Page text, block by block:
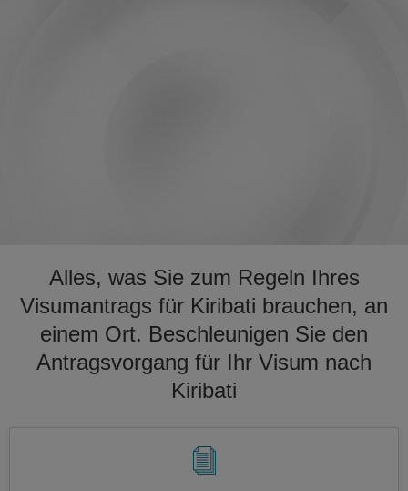
Alles, was Sie zum Regeln Ihres
Visumantrags für Kiribati brauchen, an
einem Ort. Beschleunigen Sie den
Antragsvorgang für Ihr Visum nach
Kiribati